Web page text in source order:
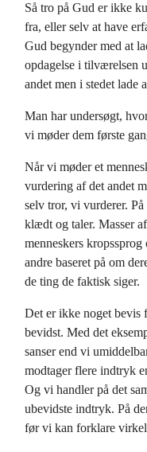
Så tro på Gud er ikke
fra, eller selv at have
Gud begynder med at
opdagelse i tilværelsen
andet men i stedet lade
Man har undersøgt,
vi møder dem første
Når vi møder et
vurdering af det andet
selv tror, vi vurderer.
klædt og taler. Masser
menneskers
andre baseret på om
de ting de faktisk siger.
Det er ikke noget bevis
bevidst. Med det
sanser end vi
modtager flere indtryk
Og vi handler på det
ubevidste indtryk. På
før vi kan forklare